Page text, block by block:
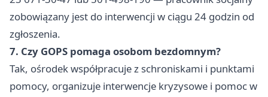
zobowiązany jest do interwencji w ciągu 24 godzin od
zgłoszenia.
7. Czy GOPS pomaga osobom bezdomnym?
Tak, ośrodek współpracuje z schroniskami i punktami
pomocy, organizuje interwencje kryzysowe i pomoc w